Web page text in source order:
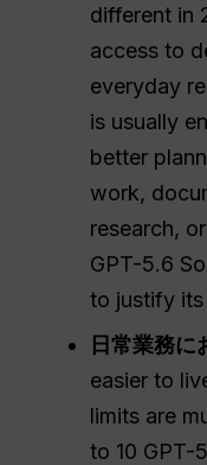
different in
access to
everyday
is usually
better
work,
research,
GPT-5.6
to justify its
日常業務に
easier to
limits are
to 10 GPT-